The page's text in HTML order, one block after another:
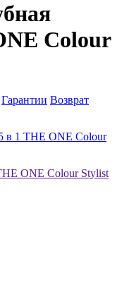
Colour
Гарантии Возврат